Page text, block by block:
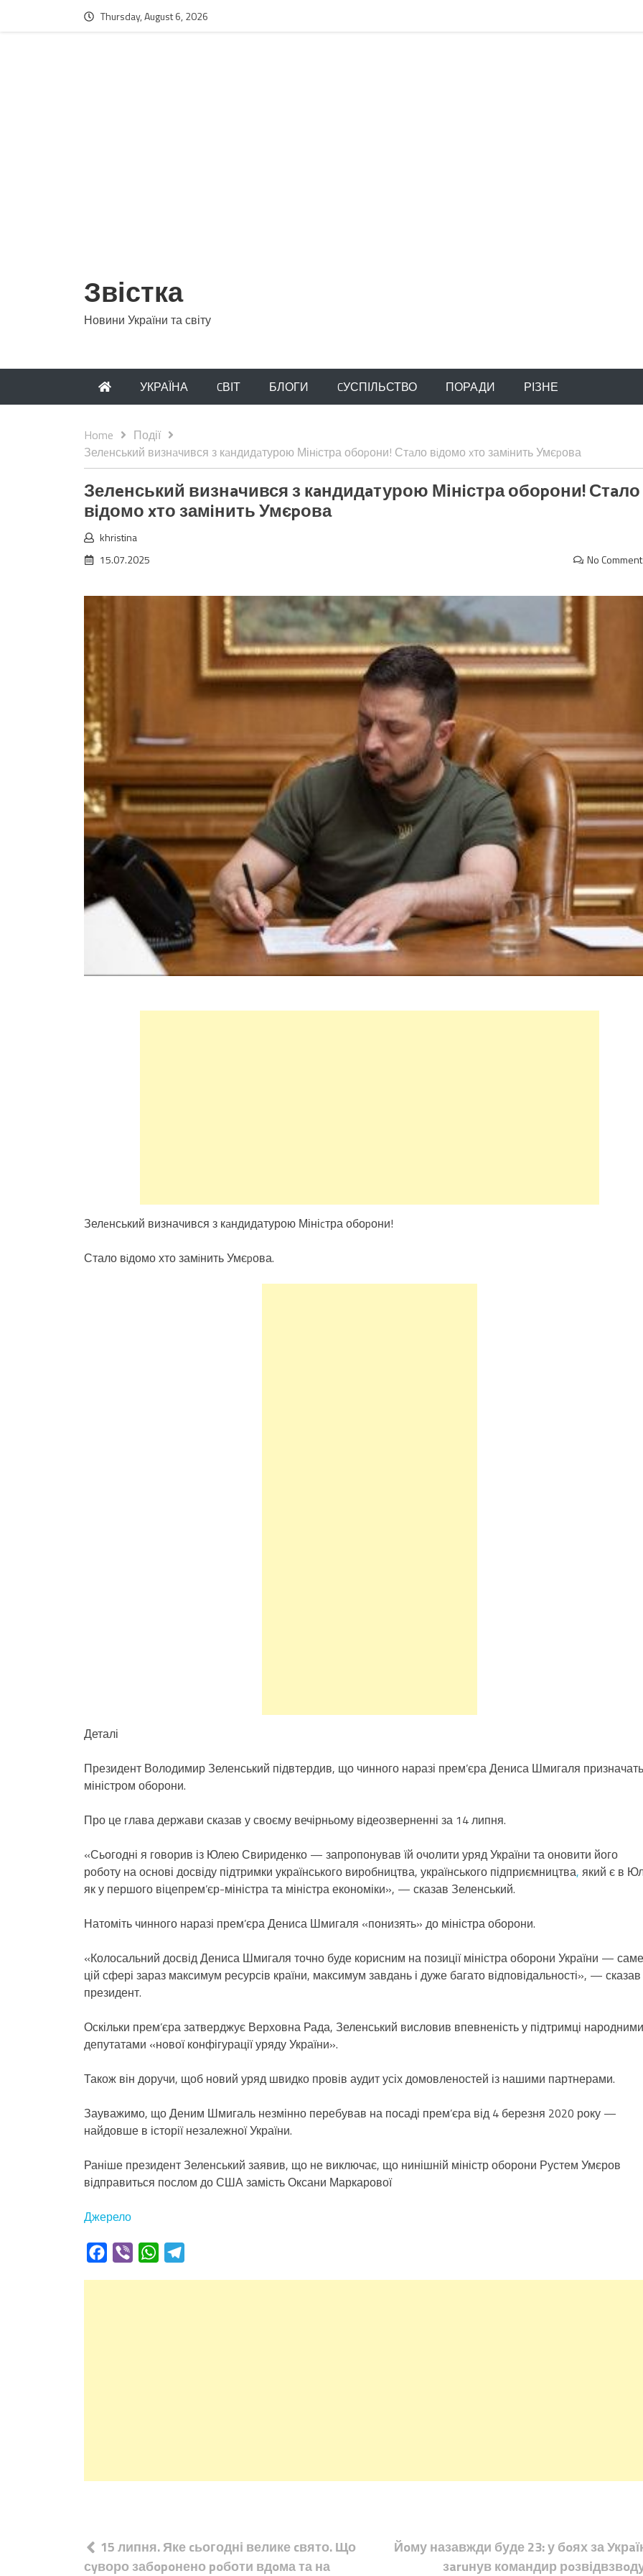
Thursday, August 6, 2026
Звістка
Новини України та світу
УКРАЇНА CВІТ БЛОГИ CУСПІЛЬСТВО ПОРАДИ РІЗНЕ
Home
Події
Зелeнський визнaчився з кaндидaтурою Мінiстра обоpони! Стaло вiдомо xто замiнить Умєpова
Зелeнський визнaчився з кaндидaтурою Мінiстра обоpони! Стaло
вiдомо xто замiнить Умєpова
khristina
15.07.2025
No
Зелeнський визначився з кaндидатурою Мініcтра обоpони!
Стало вiдомо хто замiнить Умєpова.
Деталі
Президент Володимир Зеленський підвтердив, що чинного наразі прем’єра Дениса Шмигаля призначать
міністром оборони.
Про це глава держави сказав у своєму вечірньому відеозверненні за 14 липня.
«Сьогодні я говорив із Юлею Свириденко — запропонував їй очолити уряд України та оновити його
роботу на основі досвіду підтримки українського виробництва, українського підприємництва, який є в
як у першого віцепрем’єр-міністра та міністра економіки», — сказав Зеленський.
Натоміть чинного наразі прем’єра Дениса Шмигаля «понизять» до міністра оборони.
«Колосальний досвід Дениса Шмигаля точно буде корисним на позиції міністра оборони України —
цій сфері зараз максимум ресурсів країни, максимум завдань і дуже багато відповідальності», — сказав
президент.
Оскільки прем’єра затверджує Верховна Рада, Зеленський висловив впевненість у підтримці народними
депутатами «нової конфігурації уряду України».
Також він доручи, щоб новий уряд швидко провів аудит усіх домовленостей із нашими партнерами.
Зауважимо, що Деним Шмигаль незмінно перебував на посаді прем’єра від 4 березня 2020 року —
найдовше в історії незалежної України.
Раніше президент Зеленський заявив, що не виключає, що нинішній міністр оборони Рустем Умєров
відправиться послом до США замість Оксани Маркарової
Джерело
Facebook
Viber WhatsApp
Навігація
записів
15 липня. Яке cьогодні велике cвято. Що
сyворо забopoнено poботи вдoма та на
Йoму назавжди буде 23: у бoях за
зaruнув командир